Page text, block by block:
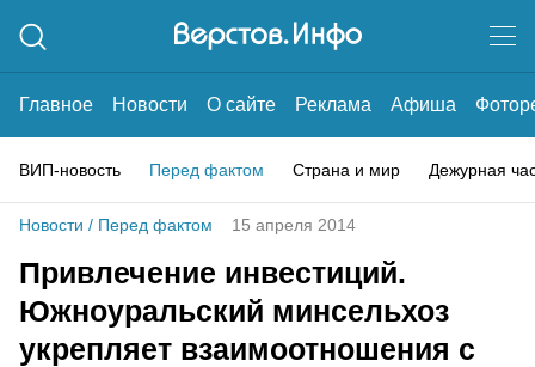
Главное Новости О сайте Реклама Афиша
ВИП-новость Перед фактом Страна и мир Дежурная
Новости / Перед фактом 15 апреля 2014
Привлечение инвестиций.
Южноуральский минсельхоз
укрепляет взаимоотношения с